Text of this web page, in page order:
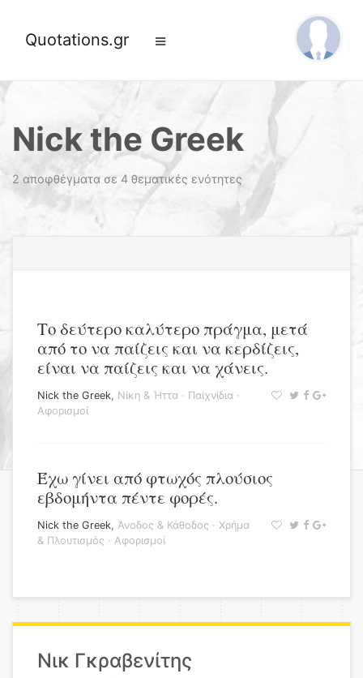
Quotations.gr
Nick the Greek
2 αποφθέγματα σε 4 θεματικές ενότητες
Το δεύτερο καλύτερο πράγμα, μετά
από το να παίζεις και να κερδίζεις,
είναι να παίζεις και να χάνεις.
Nick the Greek, Νίκη & Ήττα · Παιχνίδια ·
Αφορισμοί
Έχω γίνει από φτωχός πλούσιος
εβδομήντα πέντε φορές.
Nick the Greek, Άνοδος & Κάθοδος · Χρήμα
& Πλουτισμός · Αφορισμοί
Νικ Γκραβενίτης